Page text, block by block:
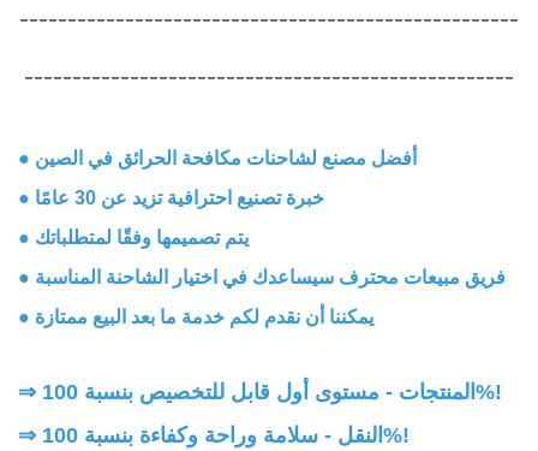
----------------------------------------------------
---------------------------------------------------
● أفضل مصنع لشاحنات مكافحة الحرائق في الصين
● خبرة تصنيع احترافية تزيد عن 30 عامًا
● يتم تصميمها وفقًا لمتطلباتك
● فريق مبيعات محترف سيساعدك في اختيار الشاحنة المناسبة
● يمكننا أن نقدم لكم خدمة ما بعد البيع ممتازة
⇒ المنتجات - مستوى أول قابل للتخصيص بنسبة 100%!
⇒
النقل - سلامة وراحة وكفاءة بنسبة 100%!